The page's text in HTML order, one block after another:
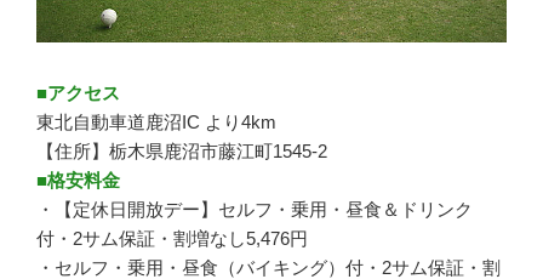
■アクセス
東北自動車道鹿沼IC より4km
【住所】栃木県鹿沼市藤江町1545-2
■格安料金
・【定休日開放デー】セルフ・乗用・昼食＆ドリンク
付・2サム保証・割増なし5,476円
・セルフ・乗用・昼食（バイキング）付・2サム保証・割